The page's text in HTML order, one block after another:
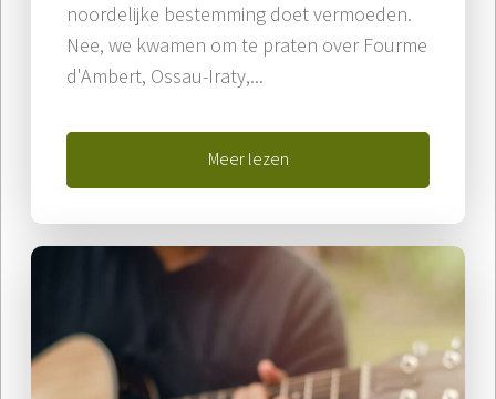
noordelijke bestemming doet vermoeden.
Nee, we kwamen om te praten over Fourme
d'Ambert, Ossau-Iraty,...
Meer lezen